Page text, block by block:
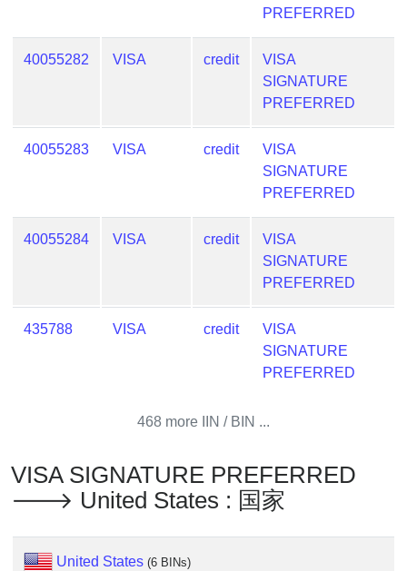
IP
Lookup
Checker
PREFERRED
40055282 VISA credit
VISA
SIGNATURE
PREFERRED
40055283 VISA credit
VISA
SIGNATURE
PREFERRED
40055284 VISA credit
VISA
SIGNATURE
PREFERRED
435788 VISA credit
VISA
SIGNATURE
PREFERRED
468 more IIN / BIN ...
VISA SIGNATURE PREFERRED
🡒 United States : 国家
United States (6 BINs)